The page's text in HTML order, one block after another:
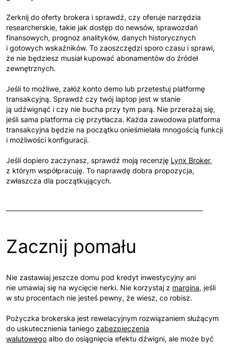
Zerknij do oferty brokera i sprawdź, czy oferuje narzędzia
researcherskie, takie jak dostęp do newsów, sprawozdań
finansowych, prognoz analityków, danych historycznych
i gotowych wskaźników. To zaoszczędzi sporo czasu i sprawi,
że nie będziesz musiał kupować abonamentów do źródeł
zewnętrznych.
Jeśli to możliwe, załóż konto demo lub przetestuj platformę
transakcyjną. Sprawdź czy twój laptop jest w stanie
ją udźwignąć i czy nie bucha przy tym parą. Nie przerażaj się,
jeśli sama platforma cię przytłacza. Każda zawodowa platforma
transakcyjna będzie na początku onieśmielała mnogością funkcji
i możliwości konfiguracji.
Jeśli dopiero zaczynasz, sprawdź moją recenzję Lynx Broker,
z którym współpracuję. To naprawdę dobra propozycja,
zwłaszcza dla początkujących.
Zacznij pomału
Nie zastawiaj jeszcze domu pod kredyt inwestycyjny ani
nie umawiaj się na wycięcie nerki. Nie korzystaj z margina, jeśli
w stu procentach nie jesteś pewny, że wiesz, co robisz.
Pożyczka brokerska jest rewelacyjnym rozwiązaniem służącym
do uskutecznienia taniego zabezpieczenia
walutowego albo do osiągnięcia efektu dźwigni, ale może być